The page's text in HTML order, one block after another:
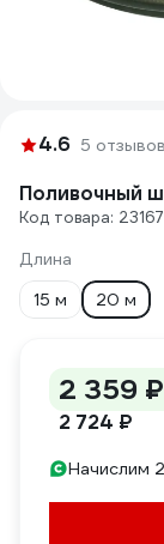
4.6 5 отзывов
Поливочный
Код товара:
Длина
15 м
20 м
2 359 ₽
2 724 ₽
Начислим